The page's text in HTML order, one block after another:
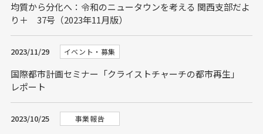
均質から分化へ：令和のニュータウンを考える 関西支部だよ
り＋ 37号（2023年11月版）
2023/11/29 イベント・募集
国際都市計画セミナー「クライストチャーチの都市再生」
レポート
2023/10/25 事業報告